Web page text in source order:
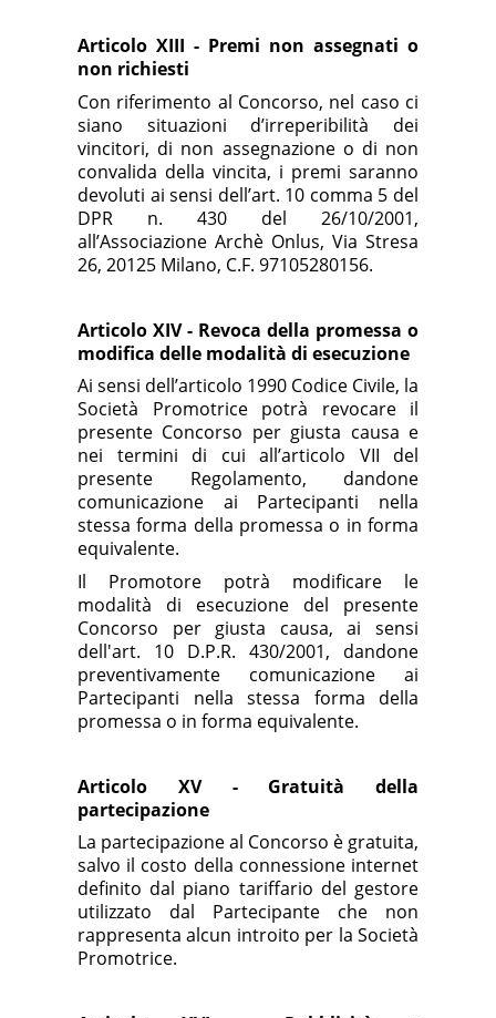
Articolo XIII - Premi non assegnati o
non richiesti
Con riferimento al Concorso, nel caso ci
siano situazioni d’irreperibilità dei
vincitori, di non assegnazione o di non
convalida della vincita, i premi saranno
devoluti ai sensi dell’art. 10 comma 5 del
DPR n. 430 del 26/10/2001,
all’Associazione Archè Onlus, Via Stresa
26, 20125 Milano, C.F. 97105280156.
Articolo XIV- Revoca della promessa o
modifica delle modalità di esecuzione
Ai sensi dell’articolo 1990 Codice Civile, la
Società Promotrice potrà revocare il
presente Concorso per giusta causa e
nei termini di cui all’articolo VII del
presente Regolamento, dandone
comunicazione ai Partecipanti nella
stessa forma della promessa o in forma
equivalente.
Il Promotore potrà modificare le
modalità di esecuzione del presente
Concorso per giusta causa, ai sensi
dell'art. 10 D.P.R. 430/2001, dandone
preventivamente comunicazione ai
Partecipanti nella stessa forma della
promessa o in forma equivalente.
Articolo XV - Gratuità della
partecipazione
La partecipazione al Concorso è gratuita,
salvo il costo della connessione internet
definito dal piano tariffario del gestore
utilizzato dal Partecipante che non
rappresenta alcun introito per la Società
Promotrice.